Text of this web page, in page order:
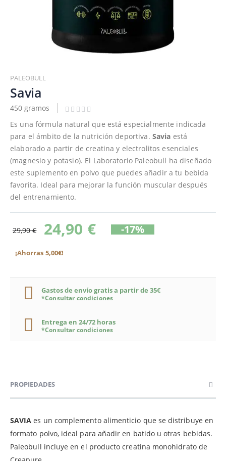
al
comienzo
de
la
galería
imágenes
PALEOBULL
Savia
450 gramos
Es una fórmula natural que está especialmente indicada
para el ámbito de la nutrición deportiva. Savia está
elaborado a partir de creatina y electrolitos esenciales
(magnesio y potasio). El Laboratorio Paleobull ha diseñado
este suplemento en polvo que puedes añadir a tu bebida
favorita. Ideal para mejorar la función muscular después
del entrenamiento.
29,90 € 24,90 € -17%
¡Ahorras 5,00€!
Gastos de envío gratis a partir de 35€
*Consultar condiciones
Entrega en 24/72 horas
*Consultar condiciones
PROPIEDADES
SAVIAes un complemento alimenticio que se distribuye en
formato polvo, ideal para añadir en batido u otras bebidas.
Paleobull incluye en el producto creatina monohidrato de